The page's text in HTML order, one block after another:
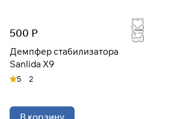
500 Р
Демпфер стабилизатора
Sanlida X9
5 2